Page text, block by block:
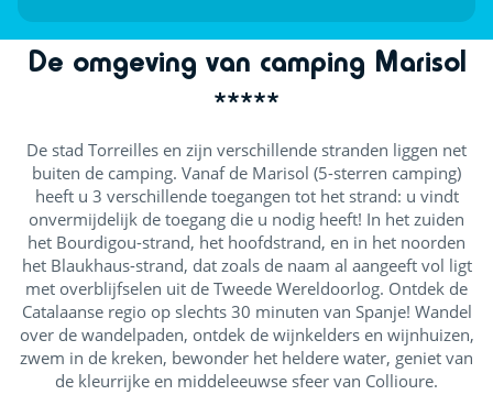
De omgeving van camping Marisol
*****
De stad Torreilles en zijn verschillende stranden liggen net
buiten de camping. Vanaf de Marisol (5-sterren camping)
heeft u 3 verschillende toegangen tot het strand: u vindt
onvermijdelijk de toegang die u nodig heeft! In het zuiden
het Bourdigou-strand, het hoofdstrand, en in het noorden
het Blaukhaus-strand, dat zoals de naam al aangeeft vol ligt
met overblijfselen uit de Tweede Wereldoorlog. Ontdek de
Catalaanse regio op slechts 30 minuten van Spanje! Wandel
over de wandelpaden, ontdek de wijnkelders en wijnhuizen,
zwem in de kreken, bewonder het heldere water, geniet van
de kleurrijke en middeleeuwse sfeer van Collioure.